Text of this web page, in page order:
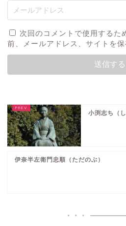
次回のコメントで使用するた
前、メールアドレス、サイトを保
小渕志ち（し
伊奈半左衛門忠順（ただのぶ）